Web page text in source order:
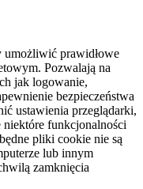
umożliwić prawidłowe
Pozwalają na
jak logowanie,
bezpieczeństwa
ustawienia przeglądarki,
funkcjonalności
pliki cookie nie są
lub innym
zamknięcia